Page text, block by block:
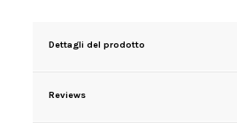
Dettagli del prodotto
Reviews